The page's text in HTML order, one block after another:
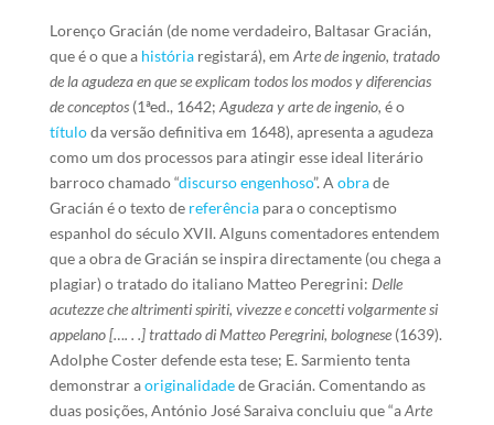
Lorenço Gracián (de nome verdadeiro, Baltasar Gracián,
que é o que a históriaregistará), em Arte de ingenio, tratado
de la agudeza en que se explicam todos los modos y diferencias
de conceptos(1ªed., 1642; Agudeza y arte de ingenio, é o
títuloda versão definitiva em 1648), apresenta a agudeza
como um dos processos para atingir esse ideal literário
barroco chamado “discurso engenhoso”. A obrade
Gracián é o texto de referênciapara o conceptismo
espanhol do século XVII. Alguns comentadores entendem
que a obra de Gracián se inspira directamente (ou chega a
plagiar) o tratado do italiano Matteo Peregrini: Delle
acutezze che altrimenti spiriti, vivezze e concetti volgarmente si
appelano[…. . .] trattado di Matteo Peregrini, bolognese(1639).
Adolphe Coster defende esta tese; E. Sarmiento tenta
demonstrar aoriginalidadede Gracián. Comentando as
duas posições, António José Saraiva concluiu que “aArte